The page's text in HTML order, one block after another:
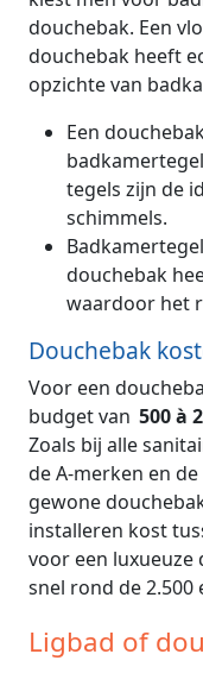
douchebak. Een
douchebak heeft
opzichte van
Een
tegels zijn de
schimmels.
douchebak
waardoor het
Douchebak
Voor een
budget van 500 à
Zoals bij alle
de A-merken en
gewone
installeren kost
voor een luxueuze
snel rond de 2.500
Ligbad of